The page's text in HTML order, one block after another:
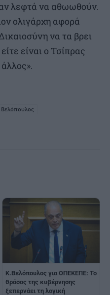
λεφτά να αθωωθούν.
ολιγάρχη αφορά
να τα βρει
είναι ο Τσίπρας
Βελόπουλος
Κ.Βελόπουλος για ΟΠΕΚΕΠΕ: Το
θράσος της κυβέρνησης
ξεπερνάει τη λογική